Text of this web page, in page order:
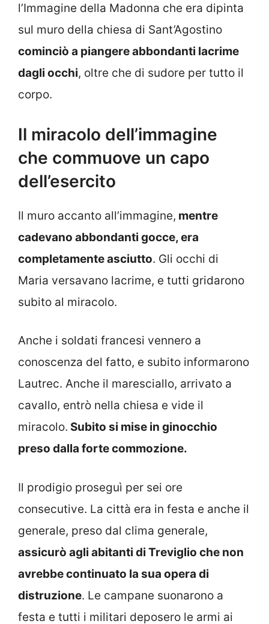
l’Immagine della Madonna che era dipinta
sul muro della chiesa di Sant’Agostino
cominciò a piangere abbondanti lacrime
dagli occhi, oltre che di sudore per tutto il
corpo.
Il miracolo dell’immagine
che commuove un capo
dell’esercito
Il muro accanto all’immagine, mentre
cadevano abbondanti gocce, era
completamente asciutto. Gli occhi di
Maria versavano lacrime, e tutti gridarono
subito al miracolo.
Anche i soldati francesi vennero a
conoscenza del fatto, e subito informarono
Lautrec. Anche il maresciallo, arrivato a
cavallo, entrò nella chiesa e vide il
miracolo. Subito si mise in ginocchio
preso dalla forte commozione.
Il prodigio proseguì per sei ore
consecutive. La città era in festa e anche il
generale, preso dal clima generale,
assicurò agli abitanti di Treviglio che non
avrebbe continuato la sua opera di
distruzione. Le campane suonarono a
festa e tutti i militari deposero le armi ai